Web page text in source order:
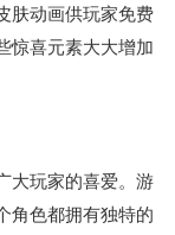
肤动画供玩家免费
惊喜元素大大增加
大玩家的喜爱。游
角色都拥有独特的